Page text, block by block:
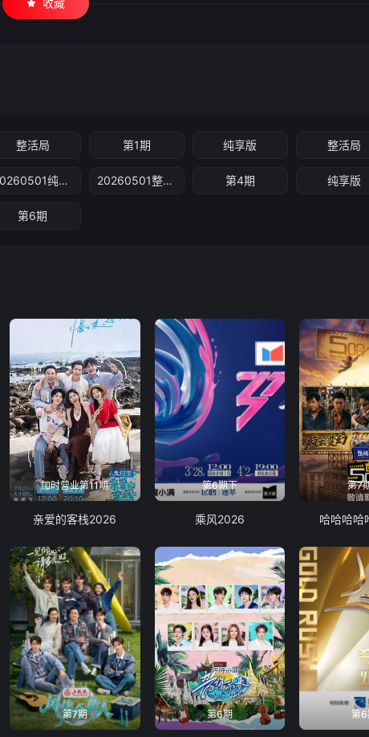
收藏
整活局 第1期 纯享版 整活局
20260501纯享版 20260501整活局 第4期 纯享版
第6期
加时营业第11期
亲爱的客栈2026
第6期下
乘风2026
第7
哈哈哈哈
第7期 第6期 第6